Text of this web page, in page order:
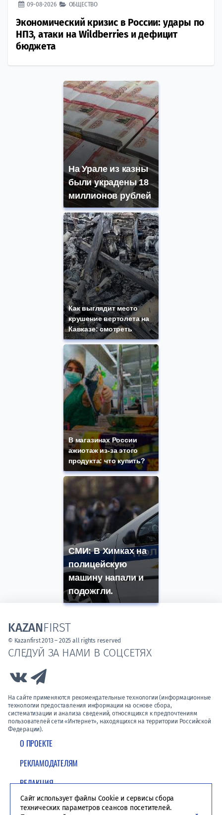
09-08-2026 ОБЩЕСТВО
Экономический кризис в России: удары по
НПЗ, атаки на Wildberries и дефицит
бюджета
На Урале из казны
были украдены 18
миллионов рублей
Как выглядит место
крушение вертолета на
Кавказе: смотреть
В магазинах России
ажиотаж из-за этого
продукта: что купить?
СМИ: В Химках на
полицейскую
машину напали и
подожгли.
О ПРОЕКТЕ
РЕКЛАМОДАТЕЛЯМ
РЕДАКЦИЯ
ПОЛИТИКА КОНФИДЕНЦИАЛЬНОСТИ
СЛЕДУЙ ЗА НАМИ В СОЦСЕТЯХ
Link to Vk
На сайте применяются рекомендательные технологии (информационные
технологии предоставления информации на основе сбора,
систематизации и анализа сведений, относящихся к предпочтениям
пользователей сети «Интернет», находящихся на территории Российской
Федерации).
KAZANFIRST
© Kazanfirst 2013 – 2025 all rights reserved
Сайт использует файлы Cookie и сервисы сбора
технических параметров сеансов посетителей.